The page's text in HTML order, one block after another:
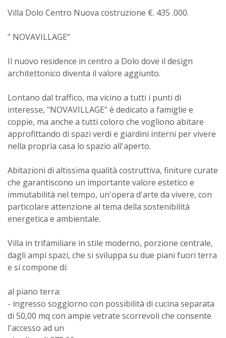
Villa Dolo Centro Nuova costruzione €. 435 .000.
" NOVAVILLAGE"
Il nuovo residence in centro a Dolo dove il design
architettonico diventa il valore aggiunto.
Lontano dal traffico, ma vicino a tutti i punti di
interesse, "NOVAVILLAGE" è dedicato a famiglie e
coppie, ma anche a tutti coloro che vogliono abitare
approfittando di spazi verdi e giardini interni per vivere
nella propria casa lo spazio all'aperto.
Abitazioni di altissima qualità costruttiva, finiture curate
che garantiscono un importante valore estetico e
immutabilità nel tempo, un'opera d'arte da vivere, con
particolare attenzione al tema della sostenibilità
energetica e ambientale.
Villa in trifamiliare in stile moderno, porzione centrale,
dagli ampi spazi, che si sviluppa su due piani fuori terra
e si compone di:
al piano terra:
- ingresso soggiorno con possibilità di cucina separata
di 50,00 mq con ampie vetrate scorrevoli che consente
l'accesso ad un